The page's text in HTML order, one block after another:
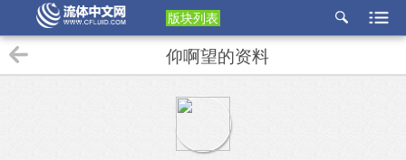
版块列表
etu
仰啊望的资料